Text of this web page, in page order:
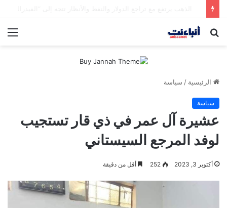
بحث
الرئيسية / سياسة
سياسة
عشيرة آل عمر في ذي قار تستجيب
لوفد المرجع السيستاني
أكتوبر 3, 2023 252 أقل من دقيقة